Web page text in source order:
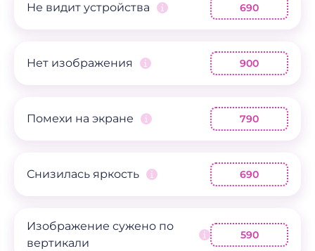
Не видит устройства 690
Нет изображения 900
Помехи на экране 790
Снизилась яркость 690
Изображение сужено по
вертикали
590